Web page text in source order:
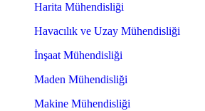
Harita Mühendisliği
Havacılık ve Uzay Mühendisliği
İnşaat Mühendisliği
Maden Mühendisliği
Makine Mühendisliği